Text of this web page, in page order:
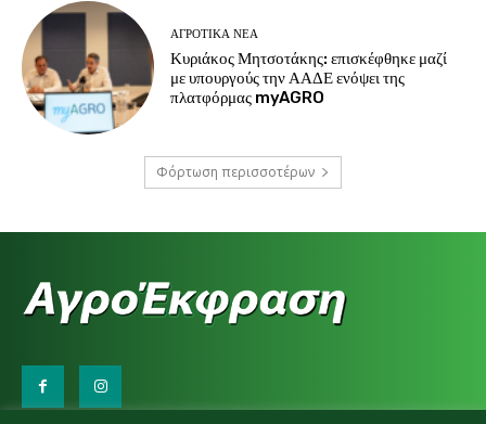
ΑΓΡΟΤΙΚΆ ΝΈΑ
Κυριάκος Μητσοτάκης: επισκέφθηκε μαζί
με υπουργούς την ΑΑΔΕ ενόψει της
πλατφόρμας myAGRO
Φόρτωση περισσοτέρων